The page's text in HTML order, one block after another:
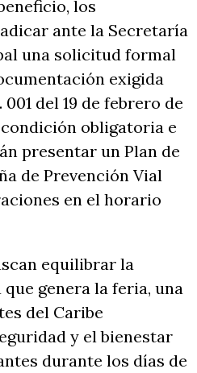
los
ante la Secretaría
una solicitud formal
exigida
del 19 de febrero de
condición obligatoria e
presentar un Plan de
de Prevención Vial
en el horario
equilibrar la
genera la feria, una
del Caribe
y el bienestar
durante los días de